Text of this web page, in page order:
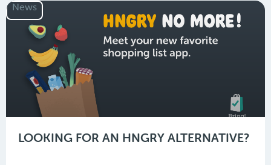
News
LOOKING FOR AN HNGRY ALTERNATIVE?